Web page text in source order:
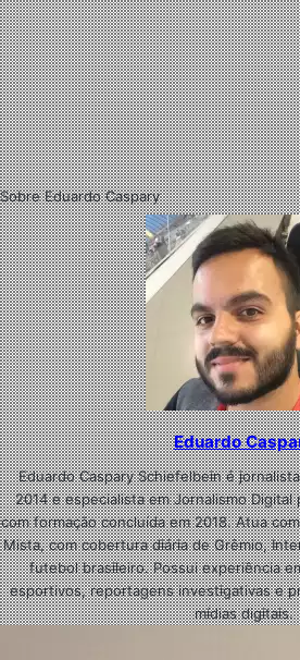
Sobre Eduardo Caspary
Eduardo
Eduardo Caspary Schiefelbein é
2014 e especialista em Jornalismo Digital
com formação concluída em 2018. Atua
Mista, com cobertura diária de Grêmio,
futebol brasileiro. Possui experiência
esportivos, reportagens investigativas e
mídias digitais.